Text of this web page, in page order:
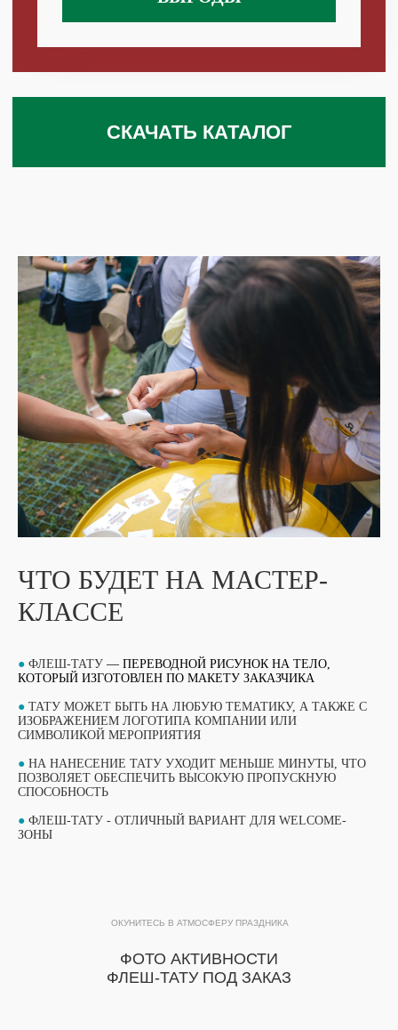
ЧТО БУДЕТ НА МАСТЕР-
КЛАССЕ
● ФЛЕШ-ТАТУ — ПЕРЕВОДНОЙ РИСУНОК НА ТЕЛО,
КОТОРЫЙ ИЗГОТОВЛЕН ПО МАКЕТУ ЗАКАЗЧИКА
● ТАТУ МОЖЕТ БЫТЬ НА ЛЮБУЮ ТЕМАТИКУ, А ТАКЖЕ С
ИЗОБРАЖЕНИЕМ ЛОГОТИПА КОМПАНИИ ИЛИ
СИМВОЛИКОЙ МЕРОПРИЯТИЯ
● НА НАНЕСЕНИЕ ТАТУ УХОДИТ МЕНЬШЕ МИНУТЫ, ЧТО
ПОЗВОЛЯЕТ ОБЕСПЕЧИТЬ ВЫСОКУЮ ПРОПУСКНУЮ
СПОСОБНОСТЬ
● ФЛЕШ-ТАТУ - ОТЛИЧНЫЙ ВАРИАНТ ДЛЯ WELCOME-
ЗОНЫ
ФОТО АКТИВНОСТИ
ФЛЕШ-ТАТУ ПОД ЗАКАЗ
ОКУНИТЕСЬ В АТМОСФЕРУ ПРАЗДНИКА
ФОРМАТЫ ПРОВЕДЕНИЯ
МАСТЕР-КЛАССА
ПОДРОБНЫЙ ФОРМАТ МАСТЕР-КЛАССА
ПРОДОЛЖИТЕЛЬНОСТЬЮ 1 ЧАС. ДО 15
УЧАСТНИКОВ В ГРУППЕ ПРИ РАБОТЕ ОДНОГО
ВЫБЕРИТЕ СВОЙ МАСТЕР-КЛАСС
ПОТОКОВЫЙ ФОРМАТ
Быстрый формат мастер-класса, который